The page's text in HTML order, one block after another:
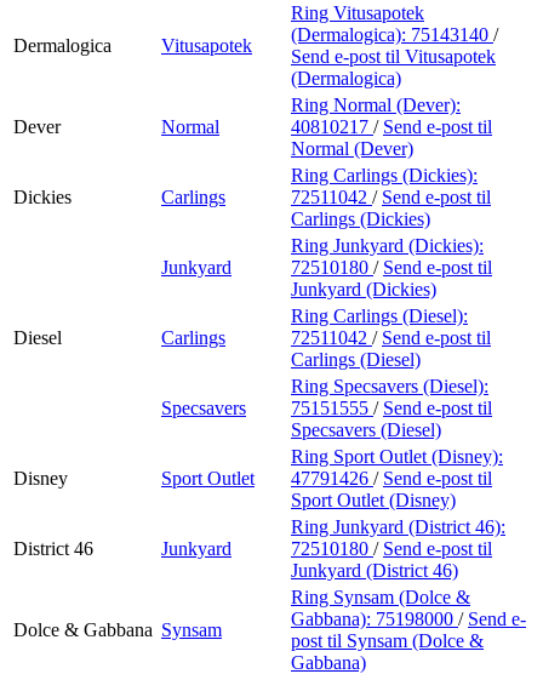
Dermalogica Vitusapotek
Ring Vitusapotek
(Dermalogica): 75143140 /
Send e-post til Vitusapotek
(Dermalogica)
Dever Normal
Ring Normal (Dever):
40810217 / Send e-post til
Normal (Dever)
Dickies Carlings
Ring Carlings (Dickies):
72511042 / Send e-post til
Carlings (Dickies)
Junkyard
Ring Junkyard (Dickies):
72510180 / Send e-post til
Junkyard (Dickies)
Diesel Carlings
Ring Carlings (Diesel):
72511042 / Send e-post til
Carlings (Diesel)
Specsavers
Ring Specsavers (Diesel):
75151555 / Send e-post til
Specsavers (Diesel)
Disney Sport Outlet
Ring Sport Outlet (Disney):
47791426 / Send e-post til
Sport Outlet (Disney)
District 46 Junkyard
Ring Junkyard (District 46):
72510180 / Send e-post til
Junkyard (District 46)
Dolce & Gabbana Synsam
Ring Synsam (Dolce &
Gabbana): 75198000 / Send e-
post til Synsam (Dolce &
Gabbana)